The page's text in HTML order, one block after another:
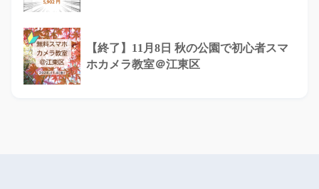
【終了】11月8日 秋の公園で初心者スマ
ホカメラ教室＠江東区